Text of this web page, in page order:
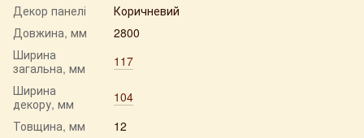
Декор панелі
Коричневий
Довжина, мм
2800
Ширина
загальна, мм
117
Ширина
декору, мм
104
Товщина, мм
12